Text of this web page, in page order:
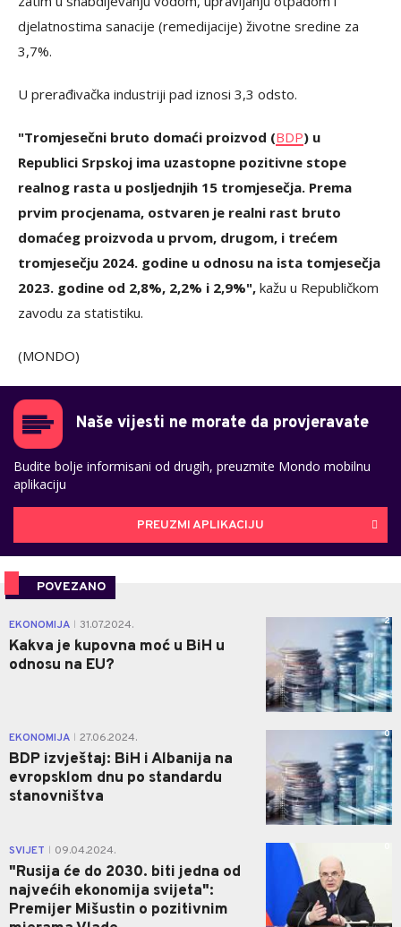
djelatnostima sanacije (remedijacije) životne sredine za
3,7%.
U prerađivačka industriji pad iznosi 3,3 odsto.
"Tromjesečni bruto domaći proizvod (BDP) u
Republici Srpskoj ima uzastopne pozitivne stope
realnog rasta u posljednjih 15 tromjesečja. Prema
prvim procjenama, ostvaren je realni rast bruto
domaćeg proizvoda u prvom, drugom, i trećem
tromjesečju 2024. godine u odnosu na ista tomjesečja
2023. godine od 2,8%, 2,2% i 2,9%", kažu u Republičkom
zavodu za statistiku.
(MONDO)
Naše vijesti ne morate da provjeravate
Budite bolje informisani od drugih, preuzmite Mondo mobilnu
aplikaciju
PREUZMI APLIKACIJU
POVEZANO
EKONOMIJA 31.07.2024.
Kakva je kupovna moć u BiH u
odnosu na EU?
2
EKONOMIJA 27.06.2024.
BDP izvještaj: BiH i Albanija na
evropsklom dnu po standardu
stanovništva
0
SVIJET 09.04.2024.
"Rusija će do 2030. biti jedna od
najvećih ekonomija svijeta":
Premijer Mišustin o pozitivnim